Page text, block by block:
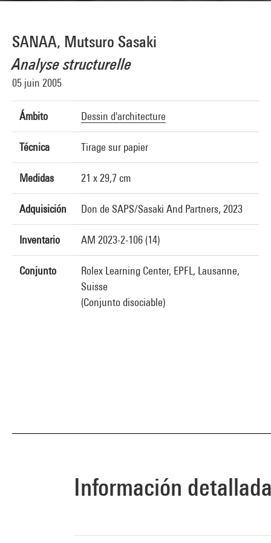
SANAA, Mutsuro Sasaki
Analyse structurelle
05 juin 2005
Ámbito Dessin d'architecture
Técnica Tirage sur papier
Medidas 21 x 29,7 cm
Adquisición Don de SAPS/Sasaki And Partners, 2023
Inventario AM 2023-2-106 (14)
Conjunto
Rolex Learning Center, EPFL, Lausanne,
Suisse
(Conjunto disociable)
Información detallada